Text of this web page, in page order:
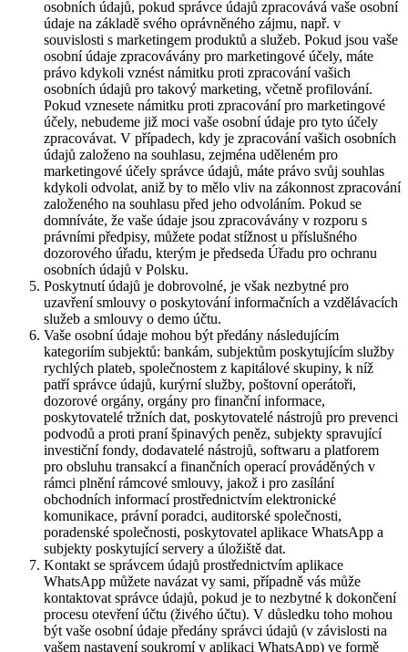
osobních údajů, pokud správce údajů zpracovává vaše osobní
údaje na základě svého oprávněného zájmu, např. v
souvislosti s marketingem produktů a služeb. Pokud jsou vaše
osobní údaje zpracovávány pro marketingové účely, máte
právo kdykoli vznést námitku proti zpracování vašich
osobních údajů pro takový marketing, včetně profilování.
Pokud vznesete námitku proti zpracování pro marketingové
účely, nebudeme již moci vaše osobní údaje pro tyto účely
zpracovávat. V případech, kdy je zpracování vašich osobních
údajů založeno na souhlasu, zejména uděleném pro
marketingové účely správce údajů, máte právo svůj souhlas
kdykoli odvolat, aniž by to mělo vliv na zákonnost zpracování
založeného na souhlasu před jeho odvoláním. Pokud se
domníváte, že vaše údaje jsou zpracovávány v rozporu s
právními předpisy, můžete podat stížnost u příslušného
dozorového úřadu, kterým je předseda Úřadu pro ochranu
osobních údajů v Polsku.
Poskytnutí údajů je dobrovolné, je však nezbytné pro
uzavření smlouvy o poskytování informačních a vzdělávacích
služeb a smlouvy o demo účtu.
Vaše osobní údaje mohou být předány následujícím
kategoriím subjektů: bankám, subjektům poskytujícím služby
rychlých plateb, společnostem z kapitálové skupiny, k níž
patří správce údajů, kurýrní služby, poštovní operátoři,
dozorové orgány, orgány pro finanční informace,
poskytovatelé tržních dat, poskytovatelé nástrojů pro prevenci
podvodů a proti praní špinavých peněz, subjekty spravující
investiční fondy, dodavatelé nástrojů, softwaru a platforem
pro obsluhu transakcí a finančních operací prováděných v
rámci plnění rámcové smlouvy, jakož i pro zasílání
obchodních informací prostřednictvím elektronické
komunikace, právní poradci, auditorské společnosti,
poradenské společnosti, poskytovatel aplikace WhatsApp a
subjekty poskytující servery a úložiště dat.
Kontakt se správcem údajů prostřednictvím aplikace
WhatsApp můžete navázat vy sami, případně vás může
kontaktovat správce údajů, pokud je to nezbytné k dokončení
procesu otevření účtu (živého účtu). V důsledku toho mohou
být vaše osobní údaje předány správci údajů (v závislosti na
vašem nastavení soukromí v aplikaci WhatsApp) ve formě